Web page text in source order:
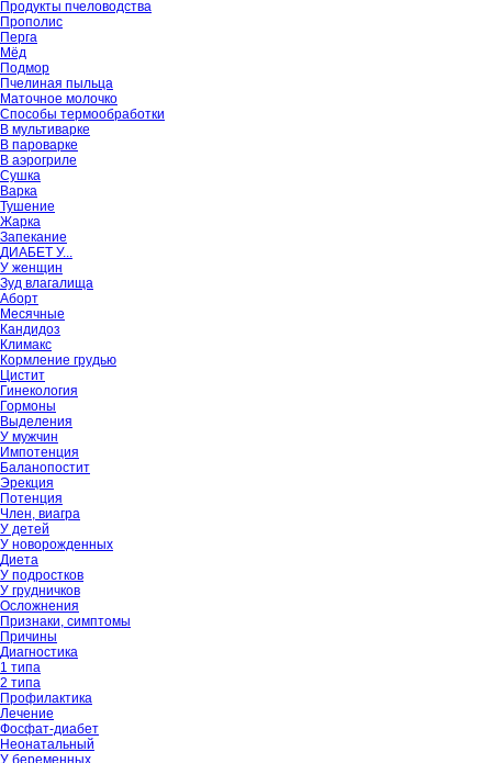
Продукты пчеловодства
Прополис
Перга
Мёд
Подмор
Пчелиная пыльца
Маточное молочко
Способы термообработки
В мультиварке
В пароварке
В аэрогриле
Сушка
Варка
Тушение
Жарка
Запекание
ДИАБЕТ У...
У женщин
Зуд влагалища
Аборт
Месячные
Кандидоз
Климакс
Кормление грудью
Цистит
Гинекология
Гормоны
Выделения
У мужчин
Импотенция
Баланопостит
Эрекция
Потенция
Член, виагра
У детей
У новорожденных
Диета
У подростков
У грудничков
Осложнения
Признаки, симптомы
Причины
Диагностика
1 типа
2 типа
Профилактика
Лечение
Фосфат-диабет
Неонатальный
У беременных